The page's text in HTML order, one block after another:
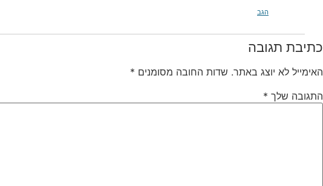
הגב
כתיבת תגובה
האימייל לא יוצג באתר. שדות החובה מסומנים *
התגובה שלך *